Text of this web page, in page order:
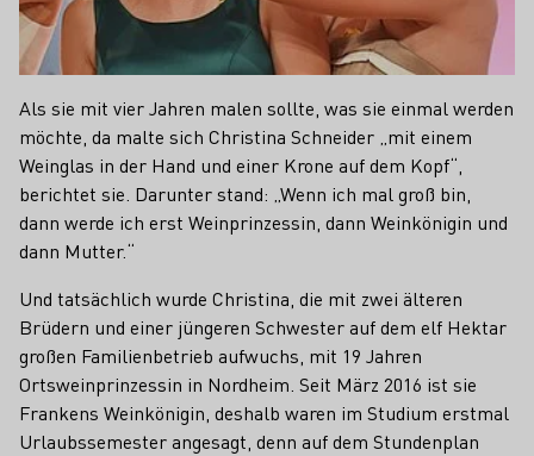
Als sie mit vier Jahren malen sollte, was sie einmal werden
möchte, da malte sich Christina Schneider „mit einem
Weinglas in der Hand und einer Krone auf dem Kopf“,
berichtet sie. Darunter stand: „Wenn ich mal groß bin,
dann werde ich erst Weinprinzessin, dann Weinkönigin und
dann Mutter.“
Und tatsächlich wurde Christina, die mit zwei älteren
Brüdern und einer jüngeren Schwester auf dem elf Hektar
großen Familienbetrieb aufwuchs, mit 19 Jahren
Ortsweinprinzessin in Nordheim. Seit März 2016 ist sie
Frankens Weinkönigin, deshalb waren im Studium erstmal
Urlaubssemester angesagt, denn auf dem Stundenplan